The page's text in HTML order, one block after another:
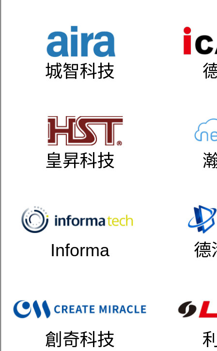
城智科技
皇昇科技
Informa 德
創奇科技